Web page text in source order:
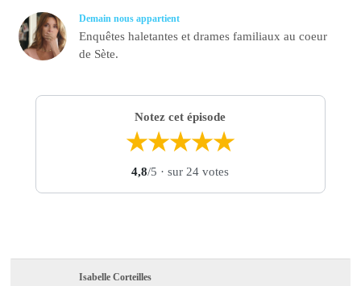
Demain nous appartient
Enquêtes haletantes et drames familiaux au coeur
de Sète.
Notez cet épisode
★★★★★
4,8/5 · sur 24 votes
Isabelle Corteilles